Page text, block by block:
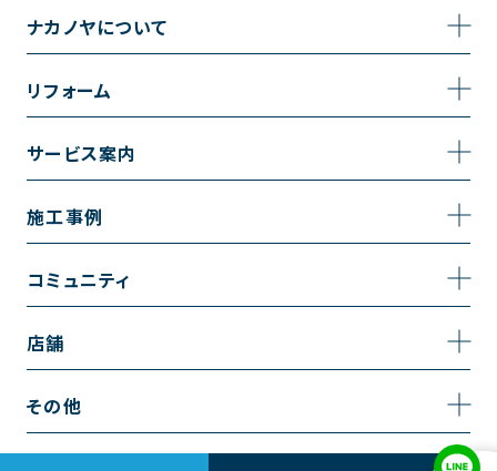
ナカノヤについて
事業内容
採用情報
リフォーム
トイレのリフォーム
キッチンのリフォーム
リノベーション
内装のリフォーム
水回りのリフォーム
サービス案内
サービスの流れ
施工事例
施工事例一覧
お風呂の施工事例
コミュニティ
コミュニティ
お知らせ
店舗
越谷店
その他
お問い合わせ